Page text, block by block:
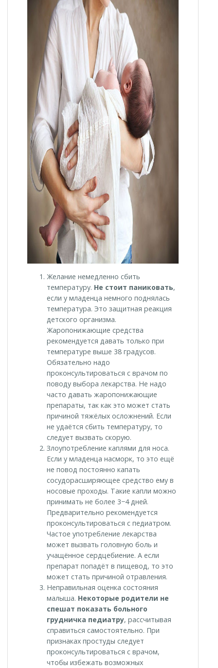
Желание немедленно сбить
температуру. Не стоит паниковать,
если у младенца немного поднялась
температура. Это защитная реакция
детского организма.
Жаропонижающие средства
рекомендуется давать только при
температуре выше 38 градусов.
Обязательно надо
проконсультироваться с врачом по
поводу выбора лекарства. Не надо
часто давать жаропонижающие
препараты, так как это может стать
причиной тяжёлых осложнений. Если
не удаётся сбить температуру, то
следует вызвать скорую.
Злоупотребление каплями для носа.
Если у младенца насморк, то это ещё
не повод постоянно капать
сосудорасширяющее средство ему в
носовые проходы. Такие капли можно
принимать не более 3−4 дней.
Предварительно рекомендуется
проконсультироваться с педиатром.
Частое употребление лекарства
может вызвать головную боль и
учащённое сердцебиение. А если
препарат попадёт в пищевод, то это
может стать причиной отравления.
Неправильная оценка состояния
малыша. Некоторые родители не
спешат показать больного
грудничка педиатру, рассчитывая
справиться самостоятельно. При
признаках простуды следует
проконсультироваться с врачом,
чтобы избежать возможных